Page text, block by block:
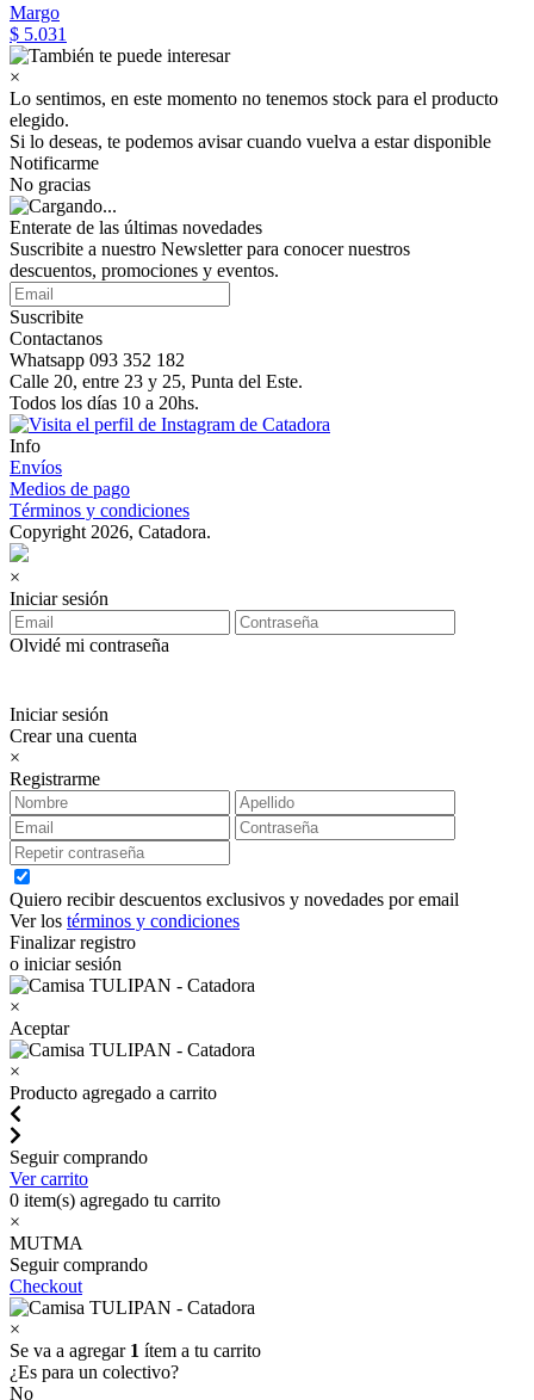
Margo
$ 5.031
×
Lo sentimos, en este momento no tenemos stock para el producto
elegido.
Si lo deseas, te podemos avisar cuando vuelva a estar disponible
Notificarme
No gracias
Enterate de las últimas novedades
Suscribite a nuestro Newsletter para conocer nuestros
descuentos, promociones y eventos.
Suscribite
Contactanos
Whatsapp 093 352 182
Calle 20, entre 23 y 25, Punta del Este.
Todos los días 10 a 20hs.
Info
Envíos
Medios de pago
Términos y condiciones
Copyright 2026, Catadora.
×
Iniciar sesión
Olvidé mi contraseña
Iniciar sesión
Crear una cuenta
×
Registrarme
Quiero recibir descuentos exclusivos y novedades por email
Ver los términos y condiciones
Finalizar registro
o iniciar sesión
×
Aceptar
×
Producto agregado a carrito
Seguir comprando
Ver carrito
0 item(s) agregado tu carrito
×
MUTMA
Seguir comprando
Checkout
×
Se va a agregar 1 ítem a tu carrito
¿Es para un colectivo?
No